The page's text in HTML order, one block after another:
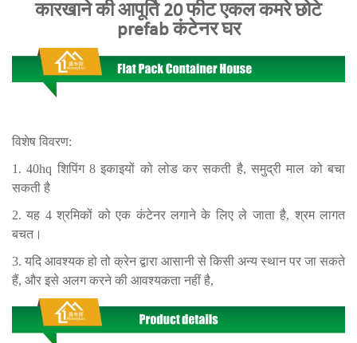
कारखाने की आपूर्ति 20 फीट एकल कमरे छोटे
prefab कंटेनर घर
विशेष विवरण:
1. 40hq शिपिंग 8 इकाइयों को लोड कर सकती है, समुद्री माल को बचा
सकती है
2. यह 4 श्रमिकों को एक कंटेनर लगाने के लिए ले जाता है, श्रम लागत
बचत।
3. यदि आवश्यक हो तो क्रेन द्वारा आसानी से किसी अन्य स्थान पर जा सकते
हैं, और इसे अलग करने की आवश्यकता नहीं है,